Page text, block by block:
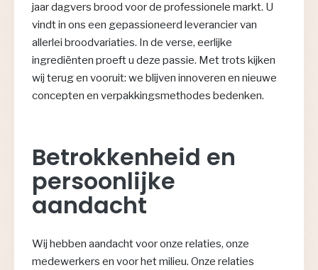
jaar dagvers brood voor de professionele markt. U
vindt in ons een gepassioneerd leverancier van
allerlei broodvariaties. In de verse, eerlijke
ingrediënten proeft u deze passie. Met trots kijken
wij terug en vooruit: we blijven innoveren en nieuwe
concepten en verpakkingsmethodes bedenken.
Betrokkenheid en
persoonlijke
aandacht
Wij hebben aandacht voor onze relaties, onze
medewerkers en voor het milieu. Onze relaties